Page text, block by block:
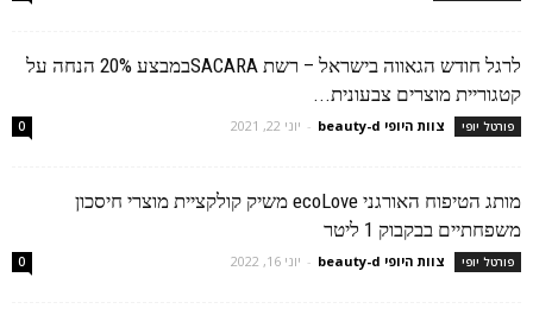
לרגל חודש הגאווה בישראל – רשת SACARAבמבצע 20% הנחה על
קטגוריית מוצרים צבעונית...
פורטל יופי צוות היופי beauty-d - יוני 22, 2021 0
מותג הטיפוח האורגני ecoLove משיק קולקציית מוצרי חיסכון
משפחתיים בבקבוק 1 ליטר
פורטל יופי צוות היופי beauty-d - יוני 16, 2022 0